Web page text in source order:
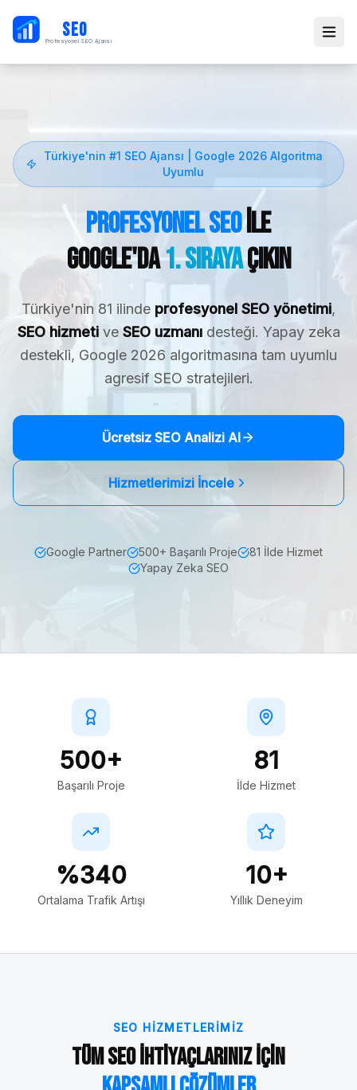
SEO
Profesyonel SEO Ajansı
Türkiye'nin #1 SEO Ajansı | Google 2026 Algoritma
Uyumlu
Profesyonel SEOile
Google'da1. SırayaÇıkın
Türkiye'nin 81 ilinde profesyonel SEO yönetimi,
SEO hizmetive SEO uzmanıdesteği. Yapay zeka
destekli, Google 2026 algoritmasına tam uyumlu
agresif SEO stratejileri.
Ücretsiz SEO Analizi Al
Hizmetlerimizi İncele
Google Partner 500+ Başarılı Proje
81 İlde Hizmet
Yapay Zeka SEO
500+
Başarılı Proje
81
İlde Hizmet
%340
Ortalama Trafik Artışı
10+
Yıllık Deneyim
SEO HIZMETLERIMIZ
Tüm SEO İhtiyaçlarınız İçin